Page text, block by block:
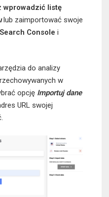
wprowadzić listę
lub zaimportować swoje
Console i
do analizy
w
opcję Importuj dane
URL swojej